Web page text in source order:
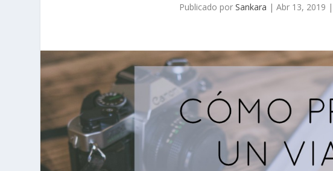
Publicado por Sankara | Abr 13, 2019 |